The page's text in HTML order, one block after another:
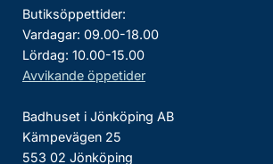
Butiksöppettider:
Vardagar: 09.00-18.00
Lördag: 10.00-15.00
Avvikande öppetider
Badhuset i Jönköping AB
Kämpevägen 25
553 02 Jönköping